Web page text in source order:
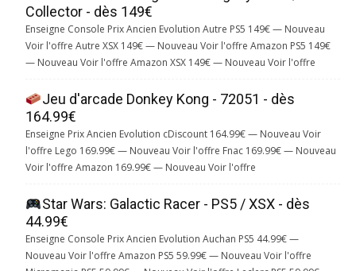
Collector - dès 149€
Enseigne Console Prix Ancien Evolution Autre PS5 149€ — Nouveau
Voir l'offre Autre XSX 149€ — Nouveau Voir l'offre Amazon PS5 149€
— Nouveau Voir l'offre Amazon XSX 149€ — Nouveau Voir l'offre
Jeu d'arcade Donkey Kong - 72051 - dès
164.99€
Enseigne Prix Ancien Evolution cDiscount 164.99€ — Nouveau Voir
l'offre Lego 169.99€ — Nouveau Voir l'offre Fnac 169.99€ — Nouveau
Voir l'offre Amazon 169.99€ — Nouveau Voir l'offre
Star Wars: Galactic Racer - PS5 / XSX - dès
44.99€
Enseigne Console Prix Ancien Evolution Auchan PS5 44.99€ —
Nouveau Voir l'offre Amazon PS5 59.99€ — Nouveau Voir l'offre